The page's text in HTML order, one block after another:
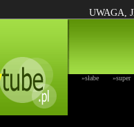
UWAGA,
»słabe »super